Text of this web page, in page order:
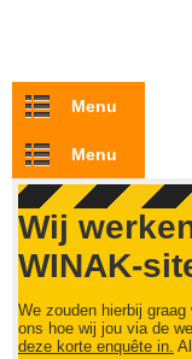
Overslaan en naar de
Menu
Menu
Wij
WINAK-
We zouden hierbij
ons hoe wij jou via de
deze korte enquête in.